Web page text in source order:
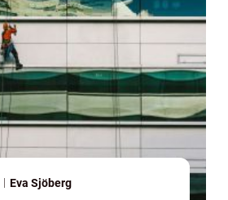
Eva Sjöberg